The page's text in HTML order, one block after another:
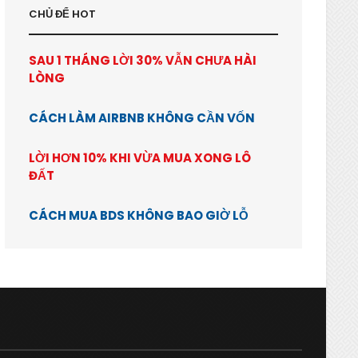
CHỦ ĐỂ HOT
SAU 1 THÁNG LỜI 30% VẪN CHƯA HÀI
LÒNG
CÁCH LÀM AIRBNB KHÔNG CẦN VỐN
LỜI HƠN 10% KHI VỪA MUA XONG LÔ
ĐẤT
CÁCH MUA BDS KHÔNG BAO GIỜ LỖ